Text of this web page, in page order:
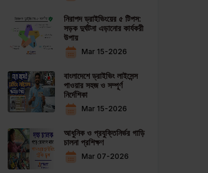
নিরাপদ ড্রাইভিংয়ের ৫ টিপস:
সড়ক দুর্ঘটনা এড়ানোর কার্যকরী
উপায়
Mar 15-2026
বাংলাদেশে ড্রাইভিং লাইসেন্স
পাওয়ার সহজ ও সম্পূর্ণ
নির্দেশিকা
Mar 15-2026
আধুনিক ও প্রযুক্তিনির্ভর গাড়ি
চালনা প্রশিক্ষণ
Mar 07-2026